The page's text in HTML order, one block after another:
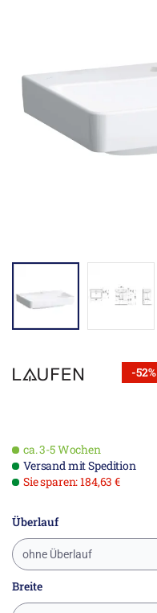
-52%
ca. 3-5 Wochen
Versand mit Spedition
Sie sparen: 184,63 €
Überlauf
ohne Überlauf
Breite